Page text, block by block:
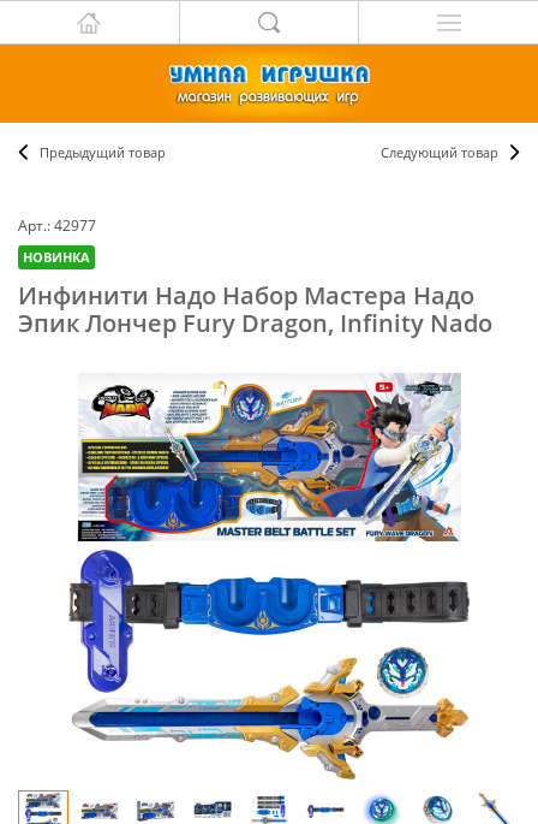
Предыдущий товар Следующий товар
Арт.: 42977
НОВИНКА
Инфинити Надо Набор Мастера Надо
Эпик Лончер Fury Dragon, Infinity Nado